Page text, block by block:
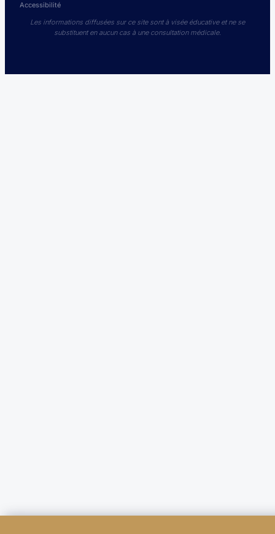
Accessibilité
Les informations diffusées sur ce site sont à visée éducative et ne se
substituent en aucun cas à une consultation médicale.